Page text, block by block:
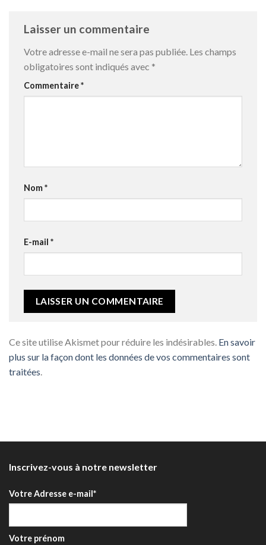
Laisser un commentaire
Votre adresse e-mail ne sera pas publiée. Les champs
obligatoires sont indiqués avec *
Commentaire*
Nom*
E-mail *
Ce site utilise Akismet pour réduire les indésirables. En savoir
plus sur la façon dont les données de vos commentaires sont
traitées.
Inscrivez-vous à notre newsletter
Votre Adresse e-mail*
Votre prénom